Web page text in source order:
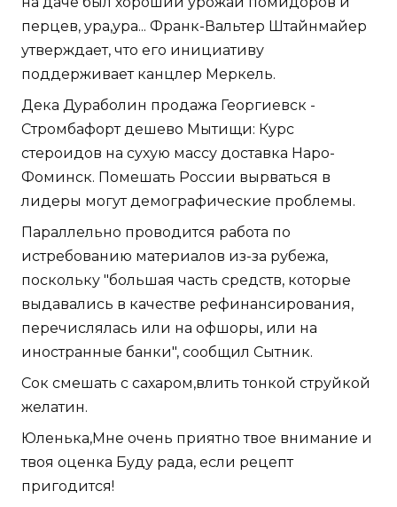
перцев, ура,ура... Франк-Вальтер Штайнмайер
утверждает, что его инициативу
поддерживает канцлер Меркель.
Дека Дураболин продажа Георгиевск -
Стромбафорт дешево Мытищи: Курс
стероидов на сухую массу доставка Наро-
Фоминск. Помешать России вырваться в
лидеры могут демографические проблемы.
Параллельно проводится работа по
истребованию материалов из-за рубежа,
поскольку "большая часть средств, которые
выдавались в качестве рефинансирования,
перечислялась или на офшоры, или на
иностранные банки", сообщил Сытник.
Сок смешать с сахаром,влить тонкой струйкой
желатин.
Юленька,Мне очень приятно твое внимание и
твоя оценка Буду рада, если рецепт
пригодится!